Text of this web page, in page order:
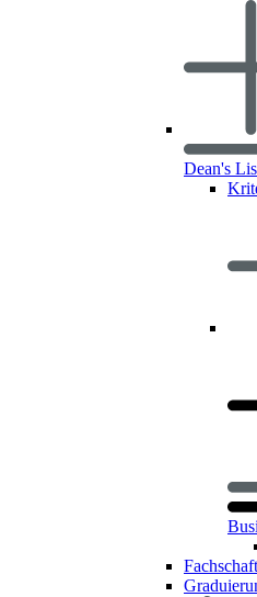
Dean's